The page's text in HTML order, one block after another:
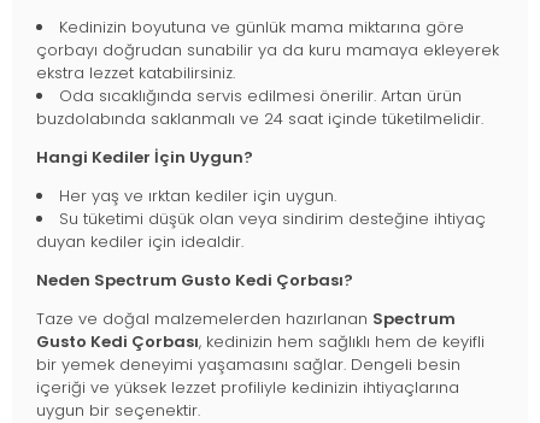
Kedinizin boyutuna ve günlük mama miktarına göre
çorbayı doğrudan sunabilir ya da kuru mamaya ekleyerek
ekstra lezzet katabilirsiniz.
Oda sıcaklığında servis edilmesi önerilir. Artan ürün
buzdolabında saklanmalı ve 24 saat içinde tüketilmelidir.
Hangi Kediler İçin Uygun?
Her yaş ve ırktan kediler için uygun.
Su tüketimi düşük olan veya sindirim desteğine ihtiyaç
duyan kediler için idealdir.
Neden Spectrum Gusto Kedi Çorbası?
Taze ve doğal malzemelerden hazırlanan Spectrum
Gusto Kedi Çorbası, kedinizin hem sağlıklı hem de keyifli
bir yemek deneyimi yaşamasını sağlar. Dengeli besin
içeriği ve yüksek lezzet profiliyle kedinizin ihtiyaçlarına
uygun bir seçenektir.